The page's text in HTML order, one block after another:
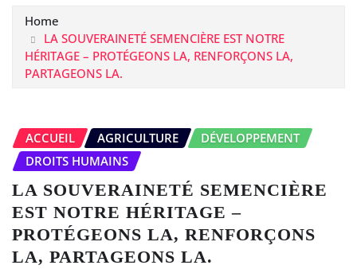
Home
LA SOUVERAINETÉ SEMENCIÈRE EST NOTRE
HÉRITAGE – PROTÉGEONS LA, RENFORÇONS LA,
PARTAGEONS LA.
ACCUEIL AGRICULTURE
DÉVELOPPEMENT
DROITS HUMAINS
LA SOUVERAINETÉ SEMENCIÈRE
EST NOTRE HÉRITAGE –
PROTÉGEONS LA, RENFORÇONS
LA, PARTAGEONS LA.